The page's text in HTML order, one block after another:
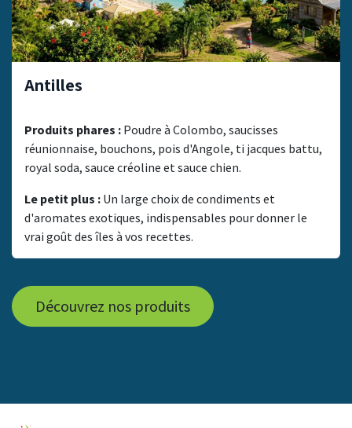
Antilles
Produits phares : Poudre à Colombo, saucisses
réunionnaise, bouchons, pois d'Angole, ti jacques battu,
royal soda, sauce créoline et sauce chien.
Le petit plus : Un large choix de condiments et
d'aromates exotiques, indispensables pour donner le
vrai goût des îles à vos recettes.
Découvrez nos produits